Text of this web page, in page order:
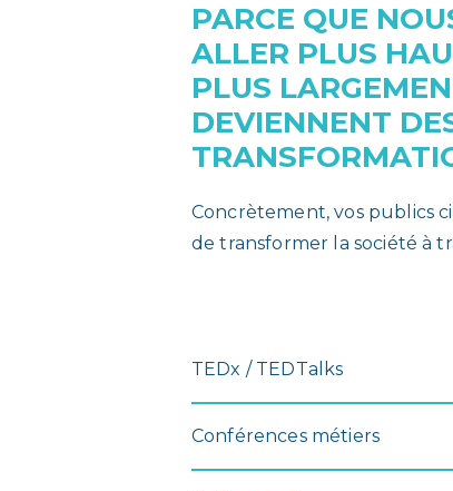
PARCE QUE
ALLER PLUS
PLUS
DEVIENNENT
Concrètement, vos publics
de transformer la société à
TEDx / TEDTalks
Conférences métiers